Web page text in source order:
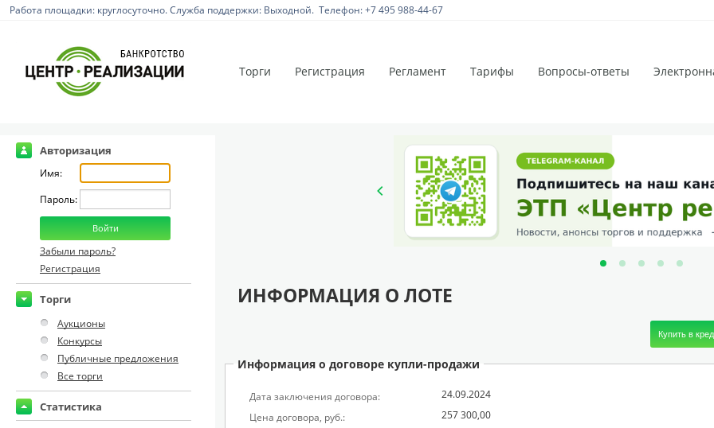
Работа площадки: круглосуточно. Служба поддержки: Выходной. Телефон: +7 495 988-44-67
Торги Регистрация Регламент Тарифы Вопросы-ответы
Авторизация
Имя:
Пароль:
Забыли пароль?
Регистрация
Торги
Аукционы
Конкурсы
Публичные предложения
Все торги
Статистика
ИНФОРМАЦИЯ О ЛОТЕ
Купить в
Информация о договоре купли-продажи
Дата заключения договора:
24.09.2024
Цена договора, pуб.:
257 300,00